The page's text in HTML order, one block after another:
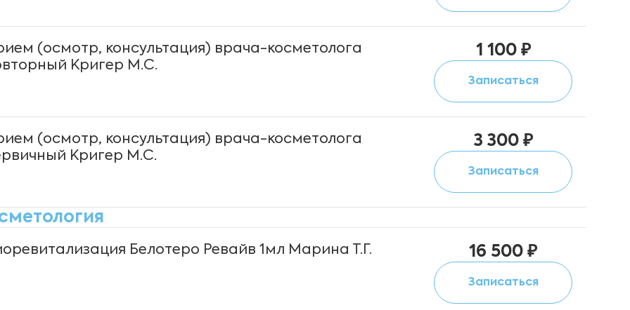
(осмотр, консультация) врача-косметолога
Кригер М.С.
1 100 ₽
Записаться
(осмотр, консультация) врача-косметолога
Кригер М.С.
3 300 ₽
Записаться
Белотеро Ревайв 1мл Марина Т.Г. 16 500 ₽
Записаться